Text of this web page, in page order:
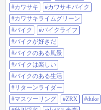
木ランド→五日市→高尾→千木良
→ファミマ津久井三ケ木店(流れ解
放)→キタック🏠 先発してる会社の
同僚さん2人を 伊勢原大山ICから課
金して先回りか後追いか 走りなが
ら考えた結果、後追いをチョイス
して 上野原ICで連絡したら既に秋
川渓谷辺りに居るとの事で 後追い
失の敗😫 ちょりっとハイペースで
山越えしてからの 13時半に着して
秋川渓谷 瀬音の湯で合流😮‍💨 おふた
りさんは昼食取らずに待っててく
れました🙇 しか〜しお店を探すも
休業やら激混みやらで 檜原街道を
右往左往😵 何とか辿り着いた山び
#カワサキ
#カワサキバイク
#カワサキライムグリーン
#バイク
#バイクライフ
#バイクが好きだ
#バイクのある風景
#バイクは楽しい
#バイクのある生活
#リターンライダー
#マスツーリング
#ZRX
#duke